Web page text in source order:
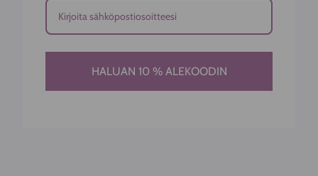
HALUAN 10 % ALEKOODIN